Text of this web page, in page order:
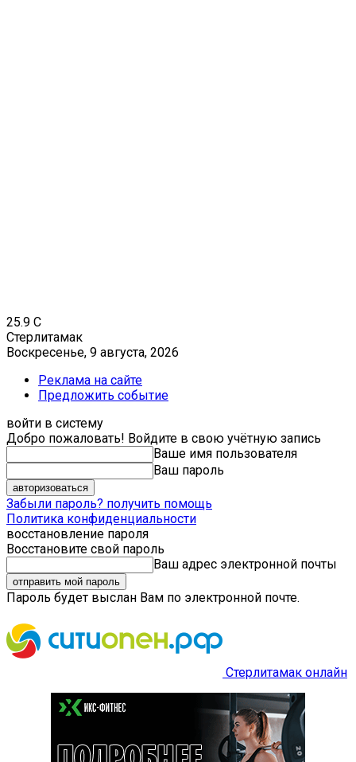
25.9 C
Стерлитамак
Воскресенье, 9 августа, 2026
Реклама на сайте
Предложить событие
войти в систему
Добро пожаловать! Войдите в свою учётную запись
Ваше имя пользователя
Ваш пароль
Забыли пароль? получить помощь
Политика конфиденциальности
восстановление пароля
Восстановите свой пароль
Ваш адрес электронной почты
Пароль будет выслан Вам по электронной почте.
Стерлитамак онлайн